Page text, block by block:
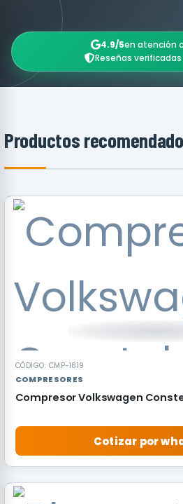
4.9/5en atención
Reseñas
Productos
RECOMENDADO
CÓDIGO: CMP-1819
COMPRESORES
Compresor Volkswagen
Cotizar por
RECOMENDADO